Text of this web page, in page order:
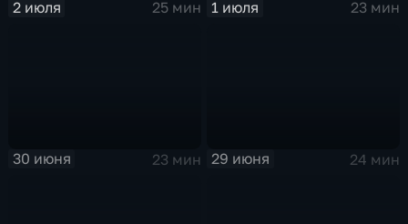
2 июля 25 мин 1 июля 23 мин
30 июня 23 мин 29 июня 24 мин